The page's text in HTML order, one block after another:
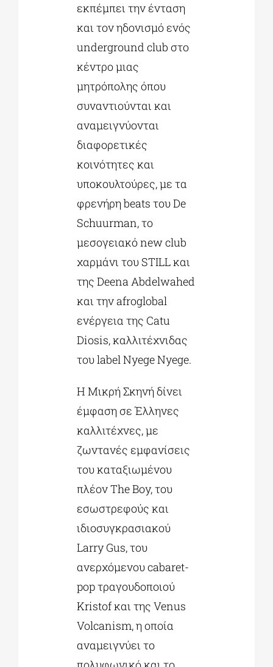
εκπέμπει την ένταση
και τον ηδονισμό ενός
underground club στο
κέντρο μιας
μητρόπολης όπου
συναντιούνται και
αναμειγνύονται
διαφορετικές
κοινότητες και
υποκουλτούρες, με τα
φρενήρη beats του De
Schuurman, το
μεσογειακό new club
χαρμάνι του STILL και
της Deena Abdelwahed
και την afroglobal
ενέργεια της Catu
Diosis, καλλιτέχνιδας
του label Nyege Nyege.
Η Μικρή Σκηνή δίνει
έμφαση σε Έλληνες
καλλιτέχνες, με
ζωντανές εμφανίσεις
του καταξιωμένου
πλέον The Boy, του
εσωστρεφούς και
ιδιοσυγκρασιακού
Larry Gus, του
ανερχόμενου cabaret-
pop τραγουδοποιού
Kristof και της Venus
Volcanism, η οποία
αναμειγνύει το